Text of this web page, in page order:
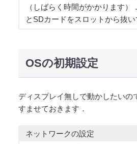
（しばらく時間がかかります）
とSDカードをスロットから抜い
OSの初期設定
ディスプレイ無しで動かしたいの
すませておきます．
ネットワークの設定